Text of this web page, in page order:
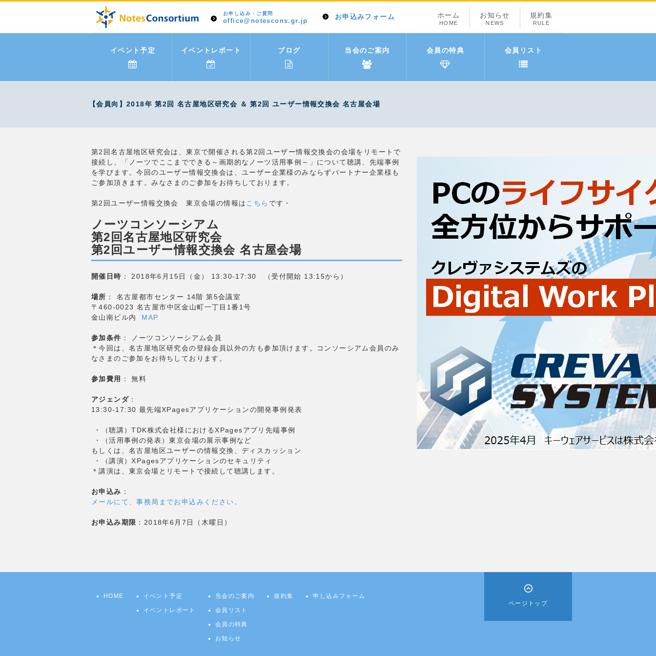
お申し込み・ご質問
office@notescons.gr.jp
お申込みフォーム ホーム
HOME
お知らせ
NEWS
規約集
RULE
イベント予定 イベントレポート ブログ 当会のご案内 会員の特典 会員リスト
【会員向】2018年 第2回 名古屋地区研究会 ＆ 第2回 ユーザー情報交換会 名古屋会場
第2回名古屋地区研究会は、東京で開催される第2回ユーザー情報交換会の会場をリモートで
接続し、「ノーツでここまでできる～画期的なノーツ活用事例～」について聴講、先端事例
を学びます。今回のユーザー情報交換会は、ユーザー企業様のみならずパートナー企業様も
ご参加頂きます。みなさまのご参加をお待ちしております。
第2回ユーザー情報交換会 東京会場の情報は こちら です・
ノーツコンソーシアム
第2回名古屋地区研究会
第2回ユーザー情報交換会 名古屋会場
開催日時 ： 2018年6月15日（金） 13:30-17:30 （受付開始 13:15から）
場所 ： 名古屋都市センター 14階 第5会議室
〒460-0023 名古屋市中区金山町一丁目1番1号
金山南ビル内 MAP
参加条件 ： ノーツコンソーシアム会員
＊今回は、名古屋地区研究会の登録会員以外の方も参加頂けます。コンソーシアム会員のみ
なさまのご参加をお待ちしております。
参加費用 ： 無料
アジェンダ ：
13:30-17:30 最先端XPagesアプリケーションの開発事例発表
・（聴講）TDK株式会社様におけるXPagesアプリ先端事例
・（活用事例の発表）東京会場の展示事例など
もしくは、名古屋地区ユーザーの情報交換、ディスカッション
・（講演）XPagesアプリケーションのセキュリティ
＊講演は、東京会場とリモートで接続して聴講します。
お申込み ：
メールにて、事務局までお申込みください。
お申込み期限 ：2018年6月7日（木曜日）
HOME イベント予定
イベントレポート
当会のご案内
会員リスト
会員の特典
お知らせ
規約集
申し込みフォーム
ページトップ